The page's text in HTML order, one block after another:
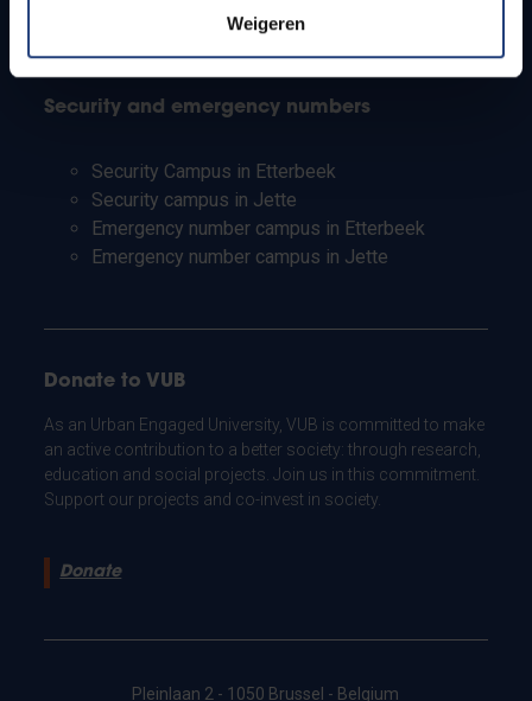
Weigeren
Working students
Security and emergency numbers
Security Campus in Etterbeek
Security campus in Jette
Emergency number campus in Etterbeek
Emergency number campus in Jette
Donate to VUB
As an Urban Engaged University, VUB is committed to make
an active contribution to a better society: through research,
education and social projects. Join us in this commitment.
Support our projects and co-invest in society.
Donate
Pleinlaan 2 - 1050 Brussel - Belgium